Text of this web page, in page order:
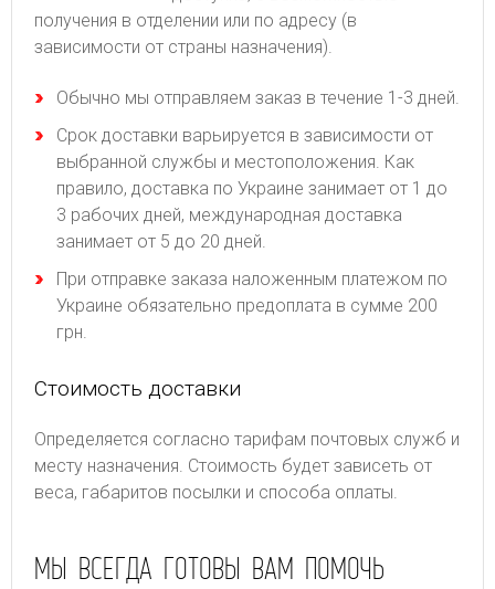
получения в отделении или по адресу (в
зависимости от страны назначения).
Обычно мы отправляем заказ в течение 1-3 дней.
Срок доставки варьируется в зависимости от
выбранной службы и местоположения. Как
правило, доставка по Украине занимает от 1 до
3 рабочих дней, международная доставка
занимает от 5 до 20 дней.
При отправке заказа наложенным платежом по
Украине обязательно предоплата в сумме 200
грн.
Стоимость доставки
Определяется согласно тарифам почтовых служб и
месту назначения. Стоимость будет зависеть от
веса, габаритов посылки и способа оплаты.
МЫ ВСЕГДА ГОТОВЫ ВАМ ПОМОЧЬ